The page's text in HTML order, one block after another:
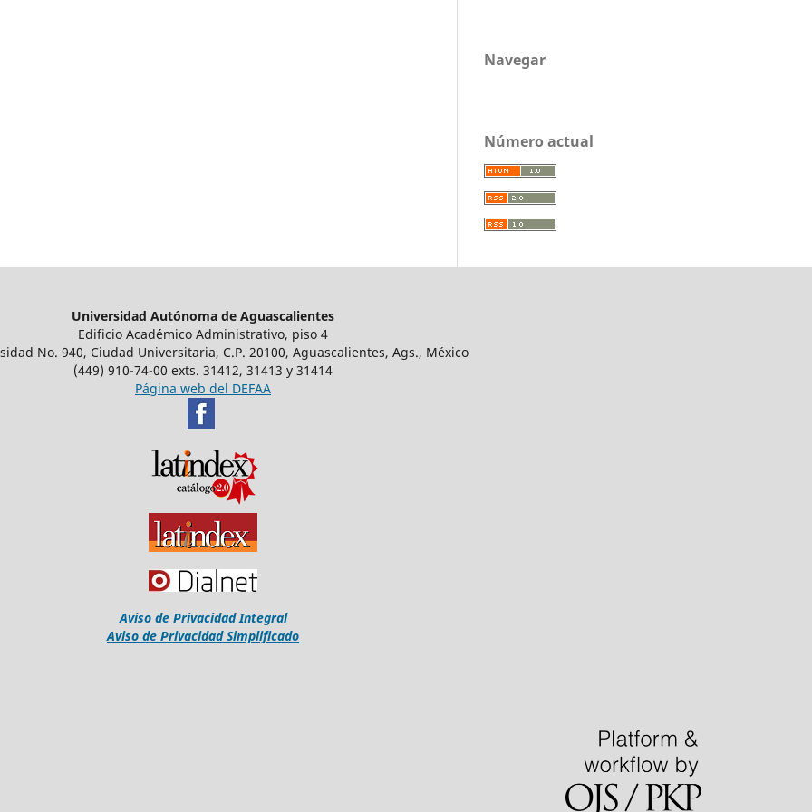
Navegar
Número actual
Universidad Autónoma de Aguascalientes
Edificio Acad´émico Administrativo, piso 4
No. 940, Ciudad Universitaria, C.P. 20100, Aguascalientes, Ags., México
(449) 910-74-00 exts. 31412, 31413 y 31414
Página web del DEFAA
Aviso de Privacidad Integral
Aviso de Privacidad Simplificado